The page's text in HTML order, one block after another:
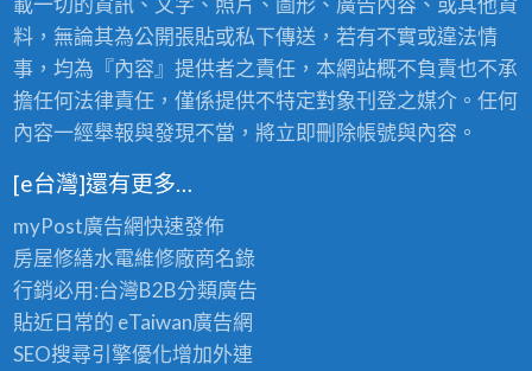
料，無論其為公開張貼或私下傳送，若有不實或違法情
事，均為『內容』提供者之責任，本網站概不負責也不承
擔任何法律責任，僅係提供不特定對象刊登之媒介。任何
內容一經舉報與發現不當，將立即刪除帳號與內容。
[e台灣]還有更多…
myPost廣告網快速發佈
房屋修繕水電維修廠商名錄
行銷必用:台灣B2B分類廣告
貼近日常的 eTaiwan廣告網
SEO搜尋引擎優化增加外連